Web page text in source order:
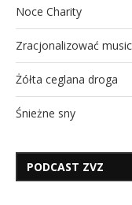
Noce Charity
Zracjonalizować
Żółta ceglana droga
Śnieżne sny
PODCAST ZVZ